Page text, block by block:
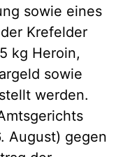
sowie eines
Krefelder
kg Heroin,
sowie
werden.
August) gegen